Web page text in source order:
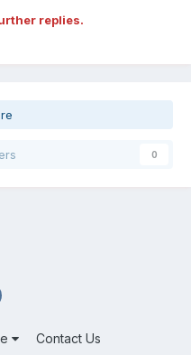
replies.
0
Contact Us